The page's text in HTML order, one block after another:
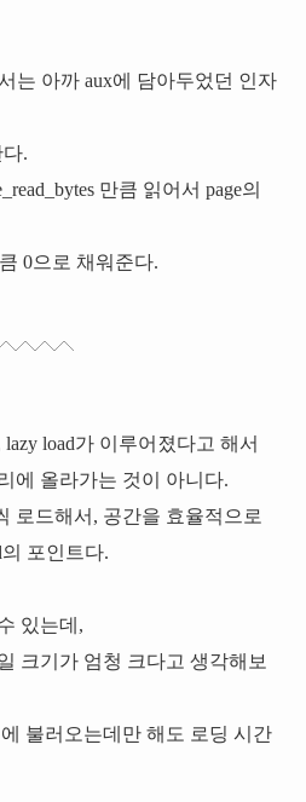
는 아까 aux에 담아두었던 인자
.
만큼 읽어서 page의
0으로 채워준다.
load가 이루어졌다고 해서
에 올라가는 것이 아니다.
로드해서, 공간을 효율적으로
포인트다.
있는데,
크기가 엄청 크다고 생각해보
불러오는데만 해도 로딩 시간